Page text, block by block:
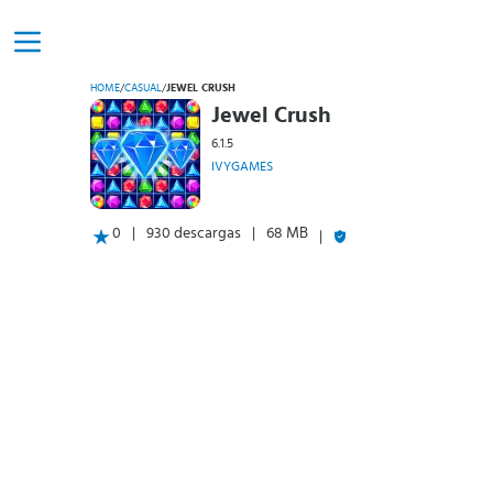
HOME/CASUAL/JEWEL CRUSH
Jewel Crush
6.1.5
IVYGAMES
0 930 descargas 68 MB